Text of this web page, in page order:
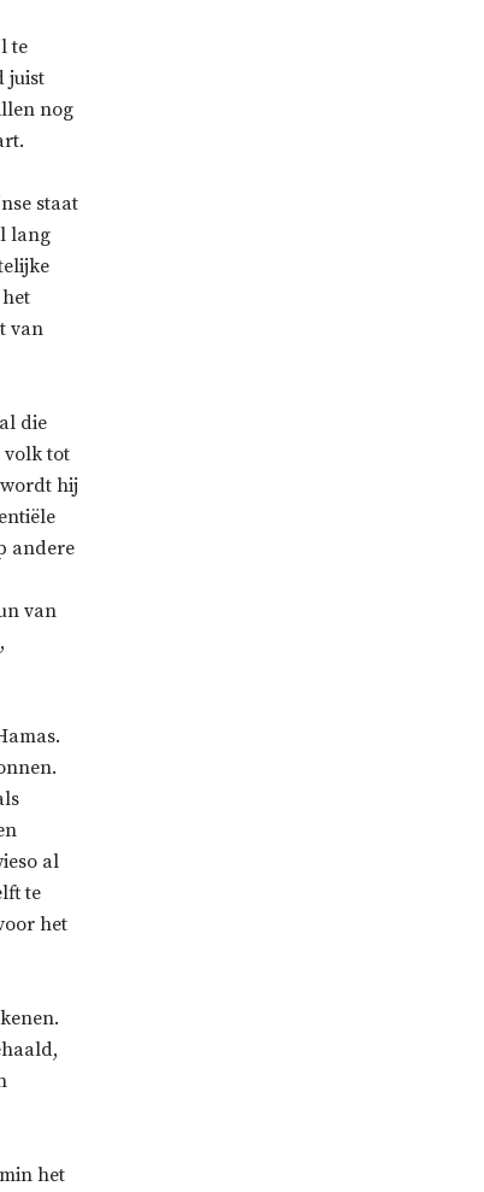
te
juist
nog
staat
lang
van
die
volk tot
hij
andere
van
al
te
het
het